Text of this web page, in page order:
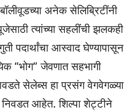
अनेक सेलिब्रिटींनी
त्यांच्या सहलींची झलकही
पदार्थांचा आस्वाद घेण्यापासून
“भोग” जेवणात सहभागी
सेलेब्स हा प्रसंग वेगवेगळ्या
आहेत. शिल्पा शेट्टीने